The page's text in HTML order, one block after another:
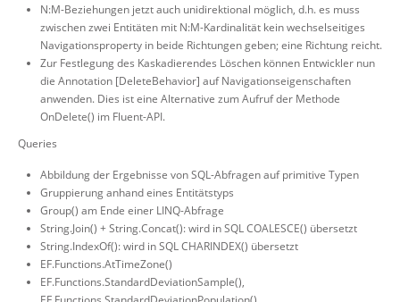
N:M-Beziehungen jetzt auch unidirektional möglich, d.h. es muss
zwischen zwei Entitäten mit N:M-Kardinalität kein wechselseitiges
Navigationsproperty in beide Richtungen geben; eine Richtung reicht.
Zur Festlegung des Kaskadierendes Löschen können Entwickler nun
die Annotation [DeleteBehavior] auf Navigationseigenschaften
anwenden. Dies ist eine Alternative zum Aufruf der Methode
OnDelete() im Fluent-API.
Queries
Abbildung der Ergebnisse von SQL-Abfragen auf primitive Typen
Gruppierung anhand eines Entitätstyps
Group() am Ende einer LINQ-Abfrage
String.Join() + String.Concat(): wird in SQL COALESCE() übersetzt
String.IndexOf(): wird in SQL CHARINDEX() übersetzt
EF.Functions.AtTimeZone()
EF.Functions.StandardDeviationSample(),